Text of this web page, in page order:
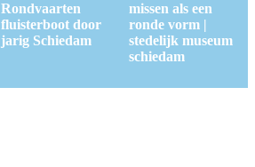
Rondvaarten
fluisterboot door
jarig Schiedam
missen als een
ronde vorm |
stedelijk museum
schiedam